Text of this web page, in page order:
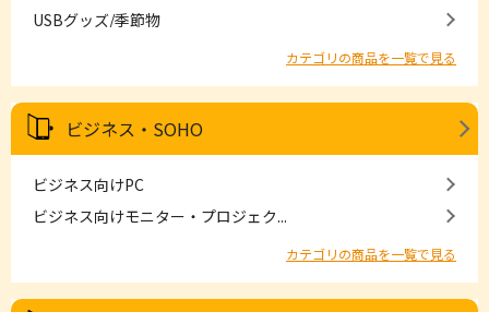
USBグッズ/季節物
カテゴリの商品を一覧で見る
ビジネス・SOHO
ビジネス向けPC
ビジネス向けモニター・プロジェク...
カテゴリの商品を一覧で見る